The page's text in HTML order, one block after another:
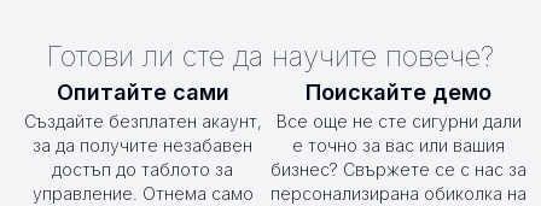
Готови ли сте да научите повече?
Опитайте сами
Създайте безплатен акаунт,
за да получите незабавен
достъп до таблото за
управление. Отнема само
Поискайте демо
Все още не сте сигурни дали
е точно за вас или вашия
бизнес? Свържете се с нас за
персонализирана обиколка на